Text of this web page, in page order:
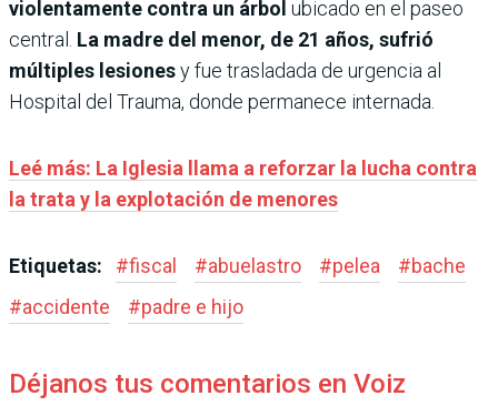
violentamente contra un árbol ubicado en el paseo
central.
La madre del menor, de 21 años, sufrió
múltiples lesionesy fue trasladada de urgencia al
Hospital del Trauma, donde permanece internada.
Leé más: La Iglesia llama a reforzar la lucha contra
la trata y la explotación de menores
Etiquetas: #fiscal #abuelastro #pelea #bache
#accidente #padre e hijo
Déjanos tus comentarios en Voiz